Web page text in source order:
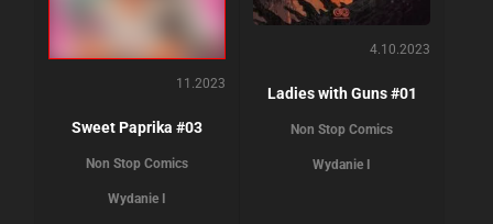
11.2023
Sweet Paprika #03
Non Stop Comics
Wydanie I
4.10.2023
Ladies with Guns #01
Non Stop Comics
Wydanie I